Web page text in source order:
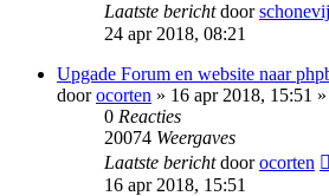
Laatste berichtdoor
24 apr 2018, 08:21
Upgade Forum en website naar
doorocorten » 16 apr 2018, 15:51
0 Reacties
20074 Weergaves
Laatste berichtdoorocorten
16 apr 2018, 15:51